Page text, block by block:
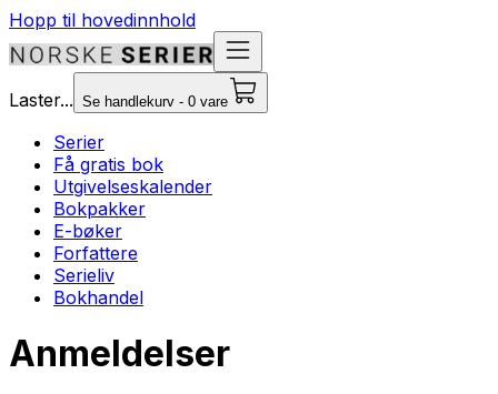
Hopp til hovedinnhold
Laster... Se handlekurv - 0 vare
Serier
Få gratis bok
Utgivelseskalender
Bokpakker
E-bøker
Forfattere
Serieliv
Bokhandel
Anmeldelser